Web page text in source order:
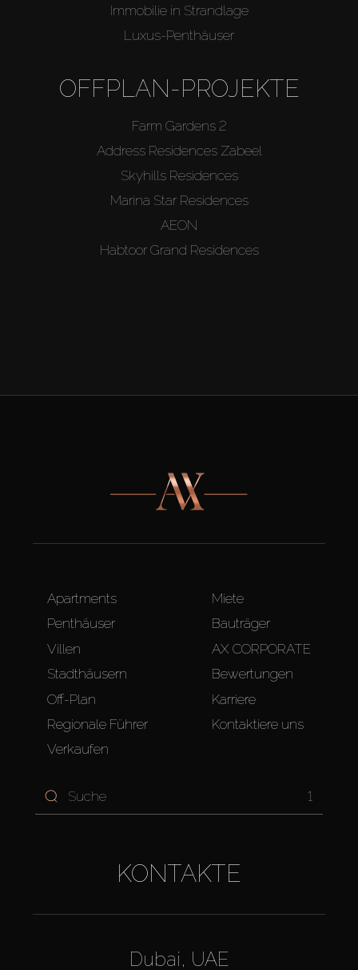
Immobilie in Strandlage
Luxus-Penthäuser
OFFPLAN-PROJEKTE
Farm Gardens 2
Address Residences Zabeel
Skyhills Residences
Marina Star Residences
AEON
Habtoor Grand Residences
Apartments
Penthäuser
Villen
Stadthäusern
Off-Plan
Regionale Führer
Verkaufen
Miete
Bauträger
AX CORPORATE
Bewertungen
Karriere
Kontaktiere uns
1
KONTAKTE
Dubai, UAE